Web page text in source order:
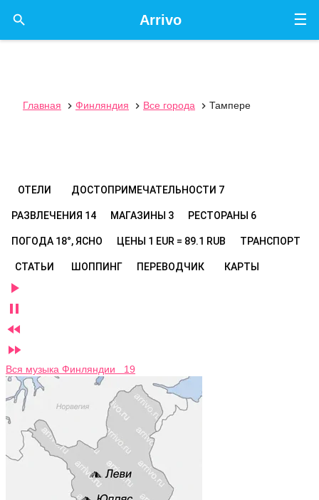
☰
Arrivo

Главная  Финляндия  Все города  Тампере
ОТЕЛИ ДОСТОПРИМЕЧАТЕЛЬНОСТИ 7
РАЗВЛЕЧЕНИЯ 14 МАГАЗИНЫ 3 РЕСТОРАНЫ 6
ПОГОДА 18°, ЯСНО ЦЕНЫ 1 EUR = 89.1 RUB ТРАНСПОРТ
СТАТЬИ ШОППИНГ ПЕРЕВОДЧИК КАРТЫ




Вся музыка Финляндии 19